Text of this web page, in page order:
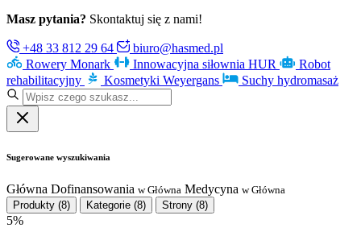
Masz pytania? Skontaktuj się z nami!
+48 33 812 29 64
biuro@hasmed.pl
Rowery Monark
Innowacyjna siłownia HUR
Robot
rehabilitacyjny
Kosmetyki Weyergans Suchy hydromasaż
Sugerowane wyszukiwania
Główna Dofinansowania w Główna Medycyna w Główna
Produkty (8) Kategorie (8) Strony (8)
5%